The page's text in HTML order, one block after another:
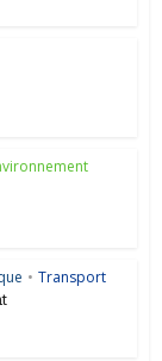
• Transport